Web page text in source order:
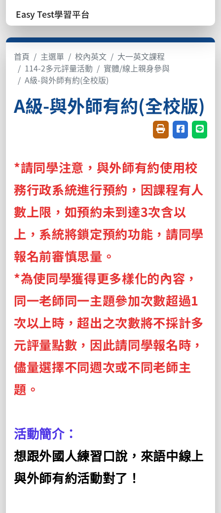
Easy Test學習平台
首頁 主選單 校內英文
大一英文課程
114-2多元評量活動
實體/線上親身參與
A級-與外師有約(全校版)
A級-與外師有約(全校版)
友善列印(開新視
分享至臉書
分享
*請同學注意， 與外師有約使用校
務行政系統進行預約，因課程有人
數上限，如預約未到達3次含以
上，系統將鎖定預約功能，請同學
報名前審慎思量。
*為使同學獲得更多樣化的內容，
同一老師同一主題參加次數超過1
次以上時，超出之次數將不採計多
元評量點數，因此請同學報名時，
儘量選擇不同週次或不同老師主
題。
活動簡介：
想跟外國人練習口說，來語中線上
與外師有約活動對了！